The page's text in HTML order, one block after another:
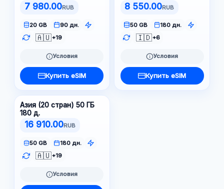
7 980.00RUB
20 GB 90 дн.
🇦🇺+19
Условия
Купить eSIM
8 550.00RUB
50 GB 180 дн.
🇮🇩+6
Условия
Купить eSIM
Азия (20 стран) 50 ГБ
180 д.
16 910.00RUB
50 GB 180 дн.
🇦🇺+19
Условия